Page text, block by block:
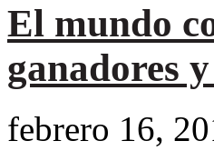
El mundo
ganadores
febrero 16,